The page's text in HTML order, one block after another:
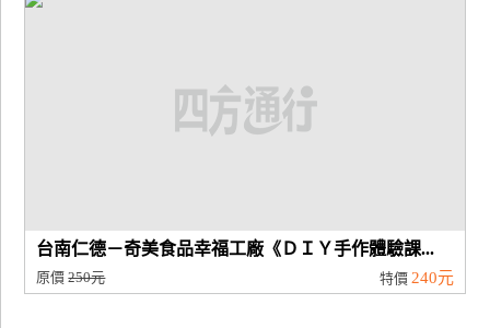
台南仁德－奇美食品幸福工廠《ＤＩＹ手作體驗課...
原價250元 特價 240元